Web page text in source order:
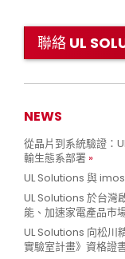
聯絡 UL
NEWS
從晶片到系統驗證：
輸生態系部署
UL Solutions 與
UL Solutions 於台灣
能、加速家電產品市
UL Solutions 向松川
實驗室計畫》資格證